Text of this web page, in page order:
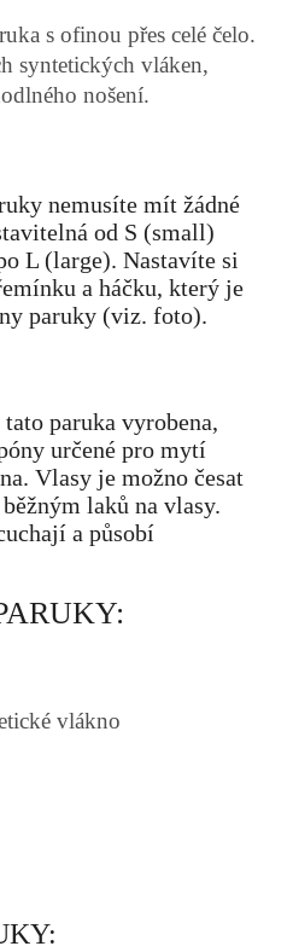
s ofinou přes celé čelo.
syntetických vláken,
nošení.
nemusíte mít žádné
od S (small)
L (large). Nastavíte si
a háčku, který je
paruky (viz. foto).
paruka vyrobena,
určené pro mytí
Vlasy je možno česat
laků na vlasy.
a působí
vlákno